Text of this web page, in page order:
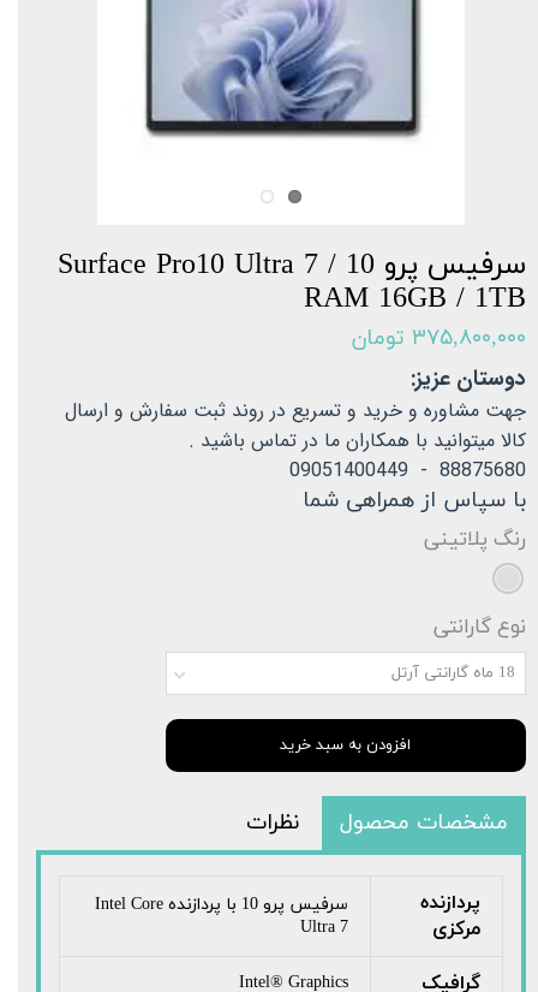
سرفیس پرو 10 Surface Pro10 Ultra 7 /
RAM 16GB / 1TB
۳۷۵,۸۰۰,۰۰۰ تومان
دوستان عزیز:
جهت مشاوره و خرید و تسریع در روند ثبت سفارش و ارسال
کالا میتوانید با همکاران ما در تماس باشید .
88875680 - 09051400449
با سپاس از همراهی شما
رنگ پلاتینی
نوع گارانتی
18 ماه گارانتی آرتل
افزودن به سبد خرید
مشخصات محصول نظرات
پردازنده
مرکزی
سرفیس پرو 10 با پردازنده Intel Core
Ultra 7
گرافیک Intel® Graphics